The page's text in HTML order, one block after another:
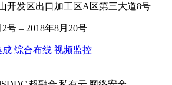
开发区出口加工区A区第三大道8号
号 – 2018年8月20号
成 综合布线 视频监控